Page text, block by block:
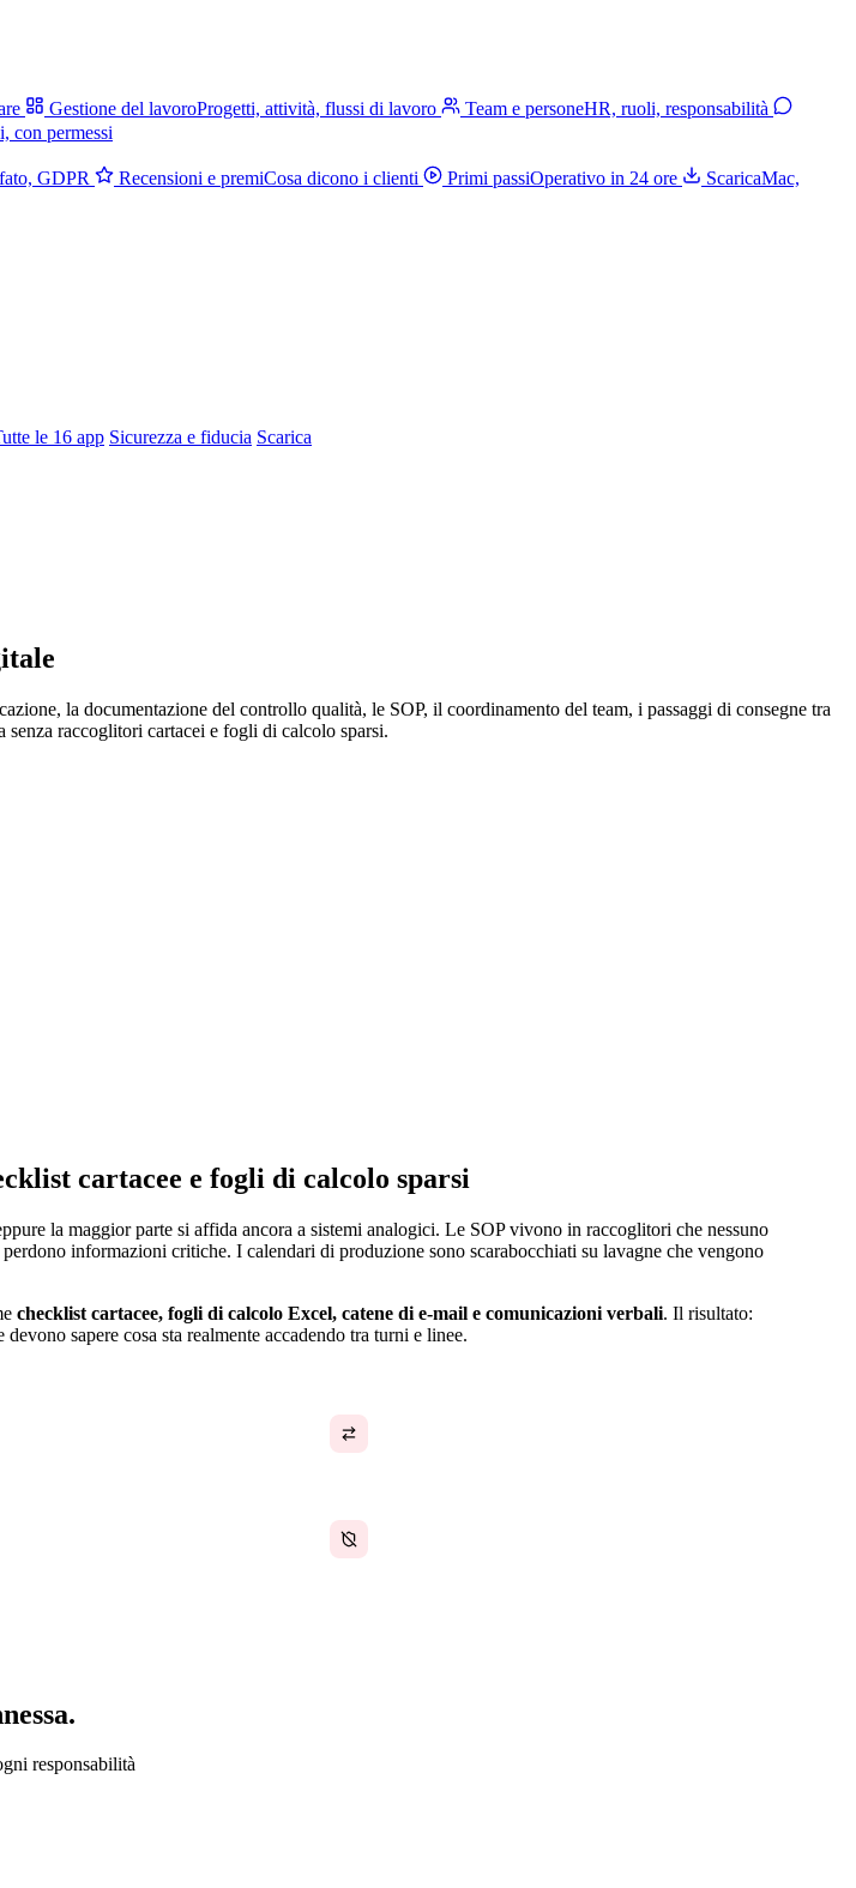
Gestione del lavoroProgetti, attività, flussi di lavoro Team e personeHR, ruoli, responsabilità
con permessi
GDPR Recensioni e premiCosa dicono i clienti Primi passiOperativo in 24 ore ScaricaMac,
le 16 app Sicurezza e fiducia Scarica
la documentazione del controllo qualità, le SOP, il coordinamento del team, i passaggi di consegne tra
raccoglitori cartacei e fogli di calcolo sparsi.
cartacee e fogli di calcolo sparsi
la maggior parte si affida ancora a sistemi analogici. Le SOP vivono in raccoglitori che nessuno
informazioni critiche. I calendari di produzione sono scarabocchiati su lavagne che vengono
checklist cartacee, fogli di calcolo Excel, catene di e-mail e comunicazioni verbali. Il risultato:
sapere cosa sta realmente accadendo tra turni e linee.
responsabilità